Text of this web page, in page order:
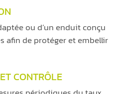
ou d’un enduit conçu
afin de protéger et embellir
CONTRÔLE